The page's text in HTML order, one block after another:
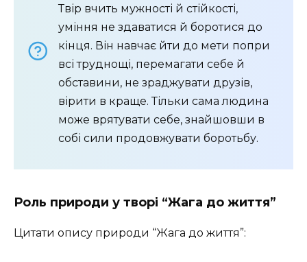
Твір вчить мужності й стійкості,
уміння не здаватися й боротися до
кінця. Він навчає йти до мети попри
всі труднощі, перемагати себе й
обставини, не зраджувати друзів,
вірити в краще. Тільки сама людина
може врятувати себе, знайшовши в
собі сили продовжувати боротьбу.
Роль природи у творі “Жага до життя”
Цитати опису природи “Жага до життя”: